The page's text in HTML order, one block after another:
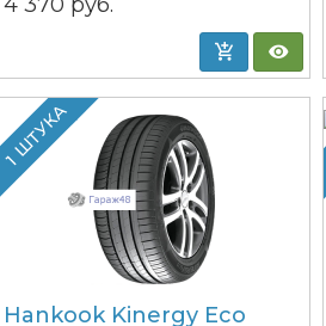
1 ШТУКА
Hankook Kinergy Eco